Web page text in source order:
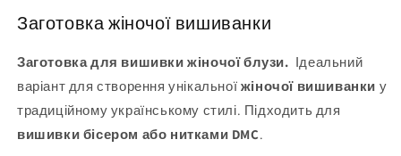
Заготовка жіночої вишиванки
Заготовка для вишивки жіночої блузи. Ідеальний
варіант для створення унікальної жіночої вишиванки у
традиційному українському стилі. Підходить для
вишивки бісером або нитками DMC.